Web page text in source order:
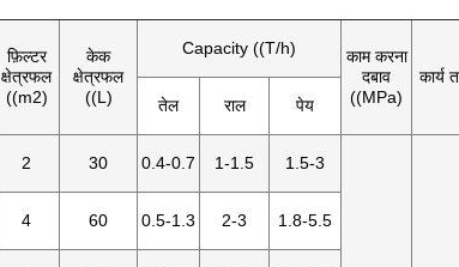
फ़िल्टर
क्षेत्रफल
((m2)
केक
क्षेत्रफल
((L)
Capacity ((T/h)
काम करना
दबाव
((MPa)
कार्य
तेल
राल पेय
2 30 0.4-0.7 1-1.5 1.5-3
4 60 0.5-1.3 2-3 1.8-5.5